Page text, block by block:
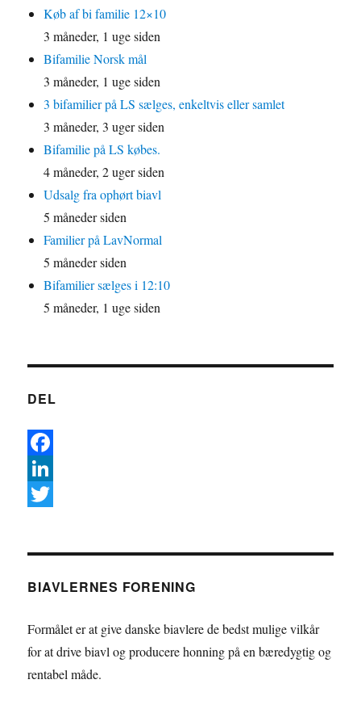
Køb af bi familie 12×10
3 måneder, 1 uge siden
Bifamilie Norsk mål
3 måneder, 1 uge siden
3 bifamilier på LS sælges, enkeltvis eller samlet
3 måneder, 3 uger siden
Bifamilie på LS købes.
4 måneder, 2 uger siden
Udsalg fra ophørt biavl
5 måneder siden
Familier på LavNormal
5 måneder siden
Bifamilier sælges i 12:10
5 måneder, 1 uge siden
DEL
F
a
o
o
k
L
e
d
I
n
t
t
e
r
BIAVLERNES FORENING
Formålet er at give danske biavlere de bedst mulige vilkår
for at drive biavl og producere honning på en bæredygtig og
rentabel måde.